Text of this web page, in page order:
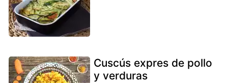
Cuscús expres de pollo
y verduras